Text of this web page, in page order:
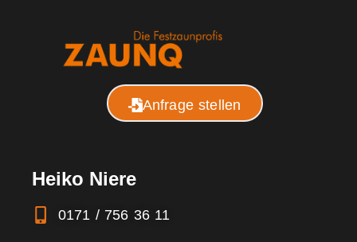
Anfrage stellen
Heiko Niere
0171 / 756 36 11